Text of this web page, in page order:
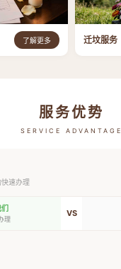
了解更多 迁坟服务
服务优势
SERVICE ADVANTAGE
速办理
理
VS